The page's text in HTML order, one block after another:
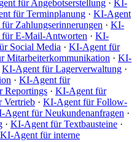
für Angebotserstellung · KI-
für Terminplanung · KI-Agent
Zahlungserinnerungen · KI-
E-Mail-Antworten · KI-
Social Media · KI-Agent für
Mitarbeiterkommunikation · KI-
KI-Agent für Lagerverwaltung ·
· KI-Agent für
Reportings · KI-Agent für
Vertrieb · KI-Agent für Follow-
Agent für Neukundenanfragen ·
· KI-Agent für Textbausteine ·
KI-Agent für interne